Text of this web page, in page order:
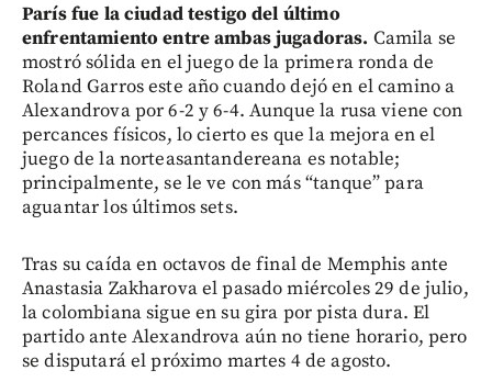
París fue la ciudad testigo del último
enfrentamiento entre ambas jugadoras. Camila se
mostró sólida en el juego de la primera ronda de
Roland Garros este año cuando dejó en el camino a
Alexandrova por 6-2 y 6-4. Aunque la rusa viene con
percances físicos, lo cierto es que la mejora en el
juego de la norteasantandereana es notable;
principalmente, se le ve con más “tanque” para
aguantar los últimos sets.
Tras su caída en octavos de final de Memphis ante
Anastasia Zakharova el pasado miércoles 29 de julio,
la colombiana sigue en su gira por pista dura. El
partido ante Alexandrova aún no tiene horario, pero
se disputará el próximo martes 4 de agosto.